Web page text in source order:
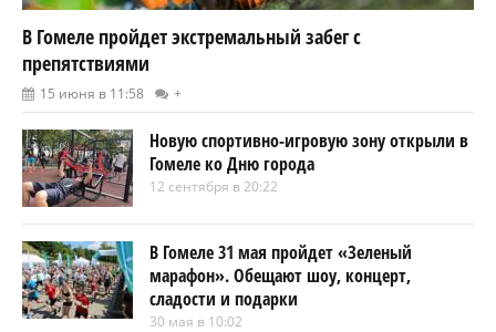
В Гомеле пройдет экстремальный забег с
препятствиями
15 июня в 11:58 +
Новую спортивно-игровую зону открыли в
Гомеле ко Дню города
12 сентября в 20:22
В Гомеле 31 мая пройдет «Зеленый
марафон». Обещают шоу, концерт,
сладости и подарки
30 мая в 10:02